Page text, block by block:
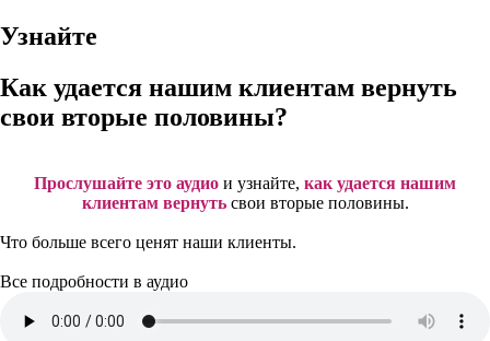
Узнайте
Как удается нашим клиентам вернуть
свои вторые половины?
Прослушайте это аудио и узнайте, как удается нашим
клиентам вернутьсвои вторые половины.
Что больше всего ценят наши клиенты.
Все подробности в аудио